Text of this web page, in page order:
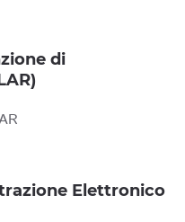
di
Elettronico